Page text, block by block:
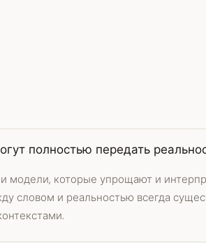
полностью передать
модели, которые упрощают и
словом и реальностью всегда